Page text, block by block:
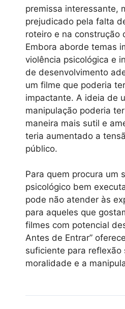
premissa interessante,
prejudicado pela falta
roteiro e na construção
Embora aborde temas
violência psicológica e
de desenvolvimento
um filme que poderia
impactante. A ideia de
manipulação poderia
maneira mais sutil e
teria aumentado a
público.
Para quem procura um
psicológico bem
pode não atender às
para aqueles que
filmes com potencial
Antes de Entrar”
suficiente para
moralidade e a